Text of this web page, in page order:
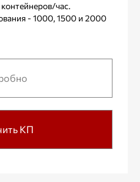
час.
- 1000, 1500 и 2000
КП